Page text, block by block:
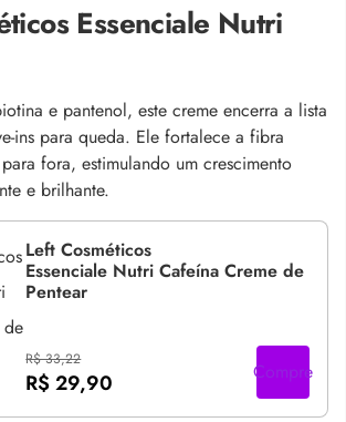
Essenciale Nutri
e pantenol, este creme encerra a lista
ins para queda. Ele fortalece a fibra
fora, estimulando um crescimento
e brilhante.
Left Cosméticos
Essenciale Nutri Cafeína Creme de
Pentear
R$ 33,22
R$ 29,90 Compre